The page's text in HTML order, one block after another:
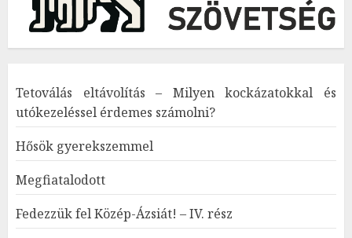
Tetoválás eltávolítás – Milyen kockázatokkal és
utókezeléssel érdemes számolni?
Hősök gyerekszemmel
Megfiatalodott
Fedezzük fel Közép-Ázsiát! – IV. rész